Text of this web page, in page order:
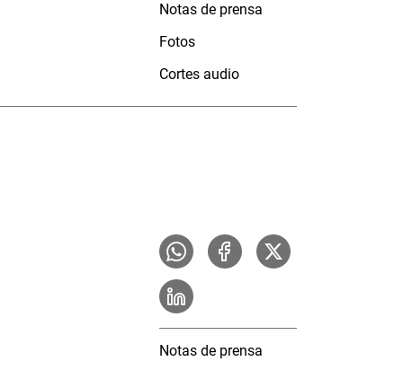
Notas de prensa
Fotos
Cortes audio
Notas de prensa